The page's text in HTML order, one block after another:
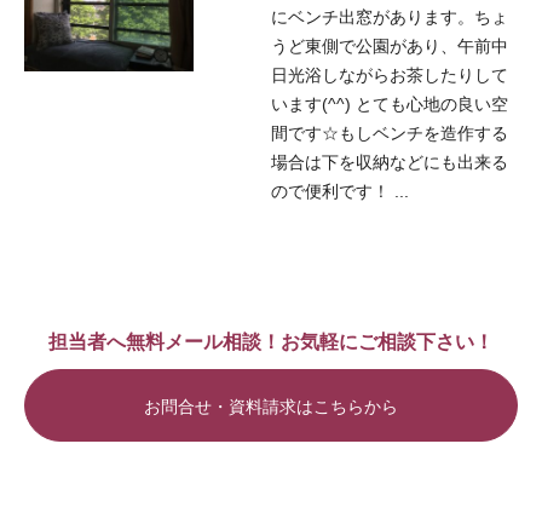
にベンチ出窓があります。ちょ
うど東側で公園があり、午前中
日光浴しながらお茶したりして
います(^^) とても心地の良い空
間です☆もしベンチを造作する
場合は下を収納などにも出来る
ので便利です！ ...
担当者へ無料メール相談！お気軽にご相談下さい！
お問合せ・資料請求はこちらから